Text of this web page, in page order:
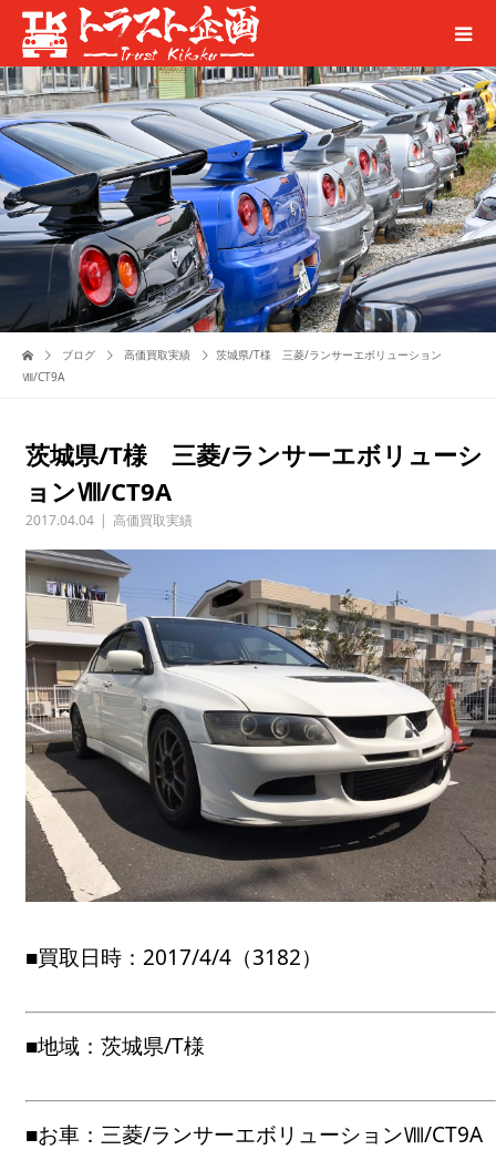
ブログ 高価買取実績
茨城県/T様 三菱/ランサーエボリューション
Ⅷ/CT9A
茨城県/T様 三菱/ランサーエボリューシ
ョンⅧ/CT9A
2017.04.04 高価買取実績
■買取日時：2017/4/4（3182）
■地域：茨城県/T様
■お車：三菱/ランサーエボリューションⅧ/CT9A